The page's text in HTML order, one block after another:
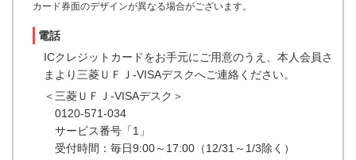
カード券面のデザインが異なる場合がございます。
電話
ICクレジットカードをお手元にご用意のうえ、本人会員さ
まより三菱ＵＦＪ-VISAデスクへご連絡ください。
＜三菱ＵＦＪ-VISAデスク＞
0120-571-034
サービス番号「1」
受付時間：毎日9:00～17:00（12/31～1/3除く）